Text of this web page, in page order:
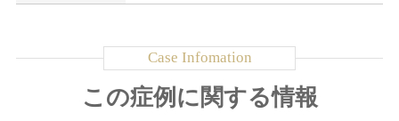
この症例に関する情報